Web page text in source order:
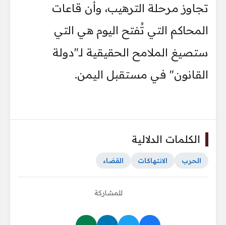
تجاوز مرحلة الترهيب، وأن قاعات
المحاكم التي تُفتح اليوم هي التي
ستصيغ الملامح الحقيقية لـ"دولة
القانون" في مستقبل اليمن.
الكلمات الدلالية
الحرب الانتهاكات القضاء
للمشاركة